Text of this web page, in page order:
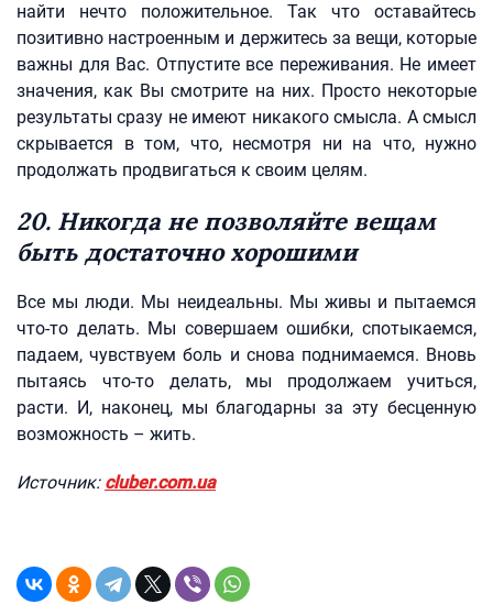
найти нечто положительное. Так что оставайтесь
позитивно настроенным и держитесь за вещи, которые
важны для Вас. Отпустите все переживания. Не имеет
значения, как Вы смотрите на них. Просто некоторые
результаты сразу не имеют никакого смысла. А смысл
скрывается в том, что, несмотря ни на что, нужно
продолжать продвигаться к своим целям.
20. Никогда не позволяйте вещам
быть достаточно хорошими
Все мы люди. Мы неидеальны. Мы живы и пытаемся
что-то делать. Мы совершаем ошибки, спотыкаемся,
падаем, чувствуем боль и снова поднимаемся. Вновь
пытаясь что-то делать, мы продолжаем учиться,
расти. И, наконец, мы благодарны за эту бесценную
возможность – жить.
Источник: cluber.com.ua